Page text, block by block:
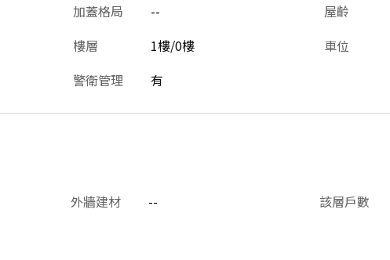
加蓋格局 -- 屋齡
樓層 1樓/0樓 車位
警衛管理 有
外牆建材 -- 該層戶數